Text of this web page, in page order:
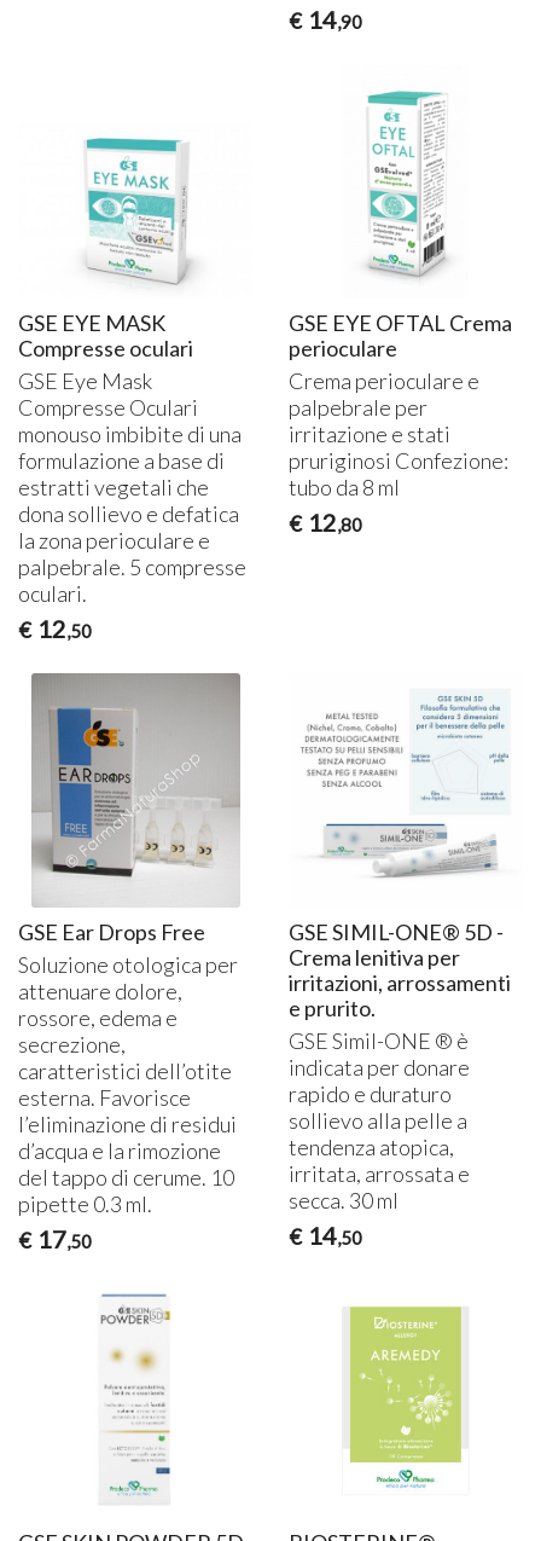
€ 14,90
GSE EYE MASK
Compresse oculari
GSE Eye Mask
Compresse Oculari
monouso imbibite di una
formulazione a base di
estratti vegetali che
dona sollievo e defatica
la zona perioculare e
palpebrale. 5 compresse
oculari.
€ 12,50
GSE EYE OFTAL Crema
perioculare
Crema perioculare e
palpebrale per
irritazione e stati
pruriginosi Confezione:
tubo da 8 ml
€ 12,80
GSE Ear Drops Free
Soluzione otologica per
attenuare dolore,
rossore, edema e
secrezione,
caratteristici dell’otite
esterna. Favorisce
l’eliminazione di residui
d’acqua e la rimozione
del tappo di cerume. 10
pipette 0.3 ml.
€ 17,50
GSE SIMIL-ONE® 5D -
Crema lenitiva per
irritazioni, arrossamenti
e prurito.
GSESimil-ONE ® è
indicata per donare
rapido e duraturo
sollievo alla pelle a
tendenza atopica,
irritata, arrossata e
secca. 30 ml
€ 14,50